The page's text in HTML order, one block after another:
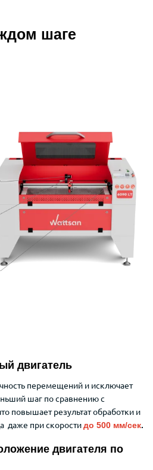
6090 LT
шаге
двигатель
перемещений и исключает
шаг по сравнению с
повышает результат обработки и
даже при скоростидо 500 мм/сек.
двигателя по